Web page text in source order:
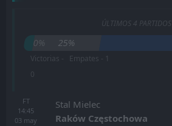
ÚLTIMOS 4 PARTIDOS
0% 25%
Victorias -
0
Empates - 1
FT
14:45
03 may
Stal Mielec
Raków Częstochowa